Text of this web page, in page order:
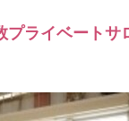
ライベート